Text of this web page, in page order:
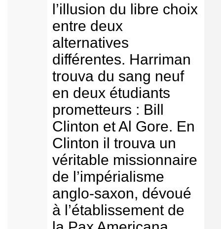
l’illusion du libre choix
entre deux
alternatives
différentes. Harriman
trouva du sang neuf
en deux étudiants
prometteurs : Bill
Clinton et Al Gore. En
Clinton il trouva un
véritable missionnaire
de l’impérialisme
anglo-saxon, dévoué
à l’établissement de